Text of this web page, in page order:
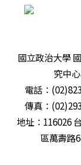
國立政治大學
究中心
電話：
傳真：
地址：116026
區萬壽路